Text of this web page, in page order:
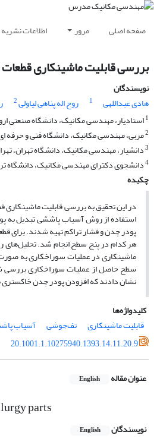
صفحه اصلی مرور اطلاعات نشریه
بررسی قابلیت ماشینکاری
نویسندگان
هادی عبداللهی
1 روح اله پناهی لیاولی2
1استادیار، مهندسی مکانیک، دانشگاه صنعتی
2مربی، مهندسی مکانیک، دانشگاه فنی و حرفه
3دانشیار، مهندسی مکانیک، دانشگاه تهران،
4دانشجوی دکترای مهندسی مکانیک، دانشگاه
چکیده
در این تحقیق به بررسی قابلیت
استفاده از روش آسیاب پاششی تبدیل به
پودر چدن و فشار تراکم تهیه شدند. برای
هر کدام در پنج سطح انجام شد. تحلیل‌های
ماشینکاری در عملیات سوراخکاری به
سطح حاصل از عملیات سوراخکاری بررسی
نشان دادند که افزودن پودر چدن
کلیدواژه‌ها
قابلیت ماشینکاری
تف‌جوشی آسیاب
20.1001.1.10275940.1393.14.11.20.9
عنوان مقاله English
parts
نویسندگان English